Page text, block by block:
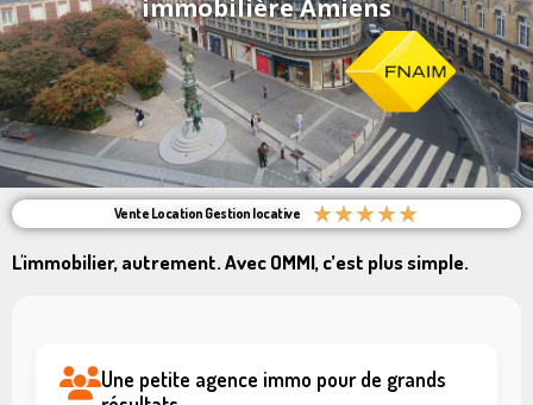
immobilière Amiens
Vente Location Gestion locative ★★★★★
L'immobilier, autrement. Avec OMMI, c’est plus simple.
Une petite agence immo pour de grands